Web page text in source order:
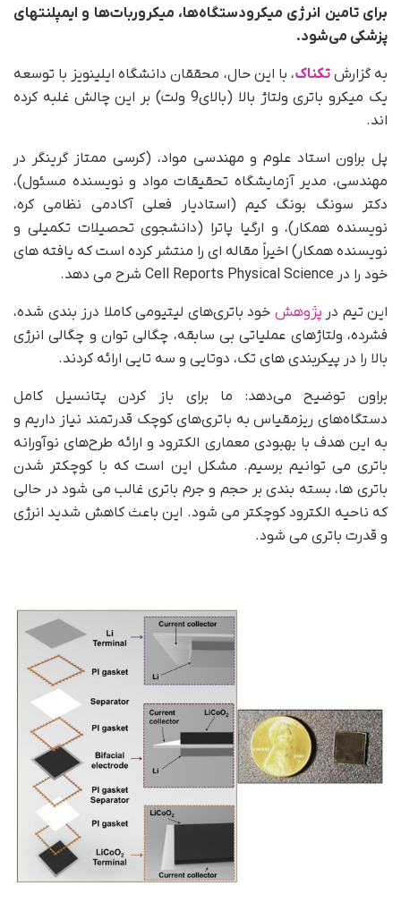
برای تامین انرژی میکرودستگاه‌ها، میکروربات‌ها و ایمپلنتهای
پزشکی می‌شود.
به گزارشتکناک، با این حال، محققان دانشگاه ایلینویز با توسعه
یک میکرو باتری ولتاژ بالا (بالای9 ولت) بر این چالش غلبه کرده
اند.
پل براون استاد علوم و مهندسی مواد، (کرسی ممتاز گرینگر در
مهندسی، مدیر آزمایشگاه تحقیقات مواد و نویسنده مسئول)،
دکتر سونگ بونگ کیم (استادیار فعلی آکادمی نظامی کره،
نویسنده همکار)، و ارگیا پاترا (دانشجوی تحصیلات تکمیلی و
نویسنده همکار) اخیراً مقاله ای را منتشر کرده است که یافته های
خود را در Cell Reports Physical Science شرح می دهد.
این تیم در پژوهش خود باتری‌های لیتیومی کاملا درز بندی شده،
فشرده، ولتاژهای عملیاتی بی سابقه، چگالی توان و چگالی انرژی
بالا را در پیکربندی های تک، دوتایی و سه تایی ارائه کردند.
براون توضیح می‌دهد: ما برای باز کردن پتانسیل کامل
دستگاه‌های ریزمقیاس به باتری‌های کوچک قدرتمند نیاز داریم و
به این هدف با بهبودی معماری الکترود و ارائه طرح‌های نوآورانه
باتری می توانیم برسیم. مشکل این است که با کوچکتر شدن
باتری ها، بسته بندی بر حجم و جرم باتری غالب می شود در حالی
که ناحیه الکترود کوچکتر می شود. این باعث کاهش شدید انرژی
و قدرت باتری می شود.